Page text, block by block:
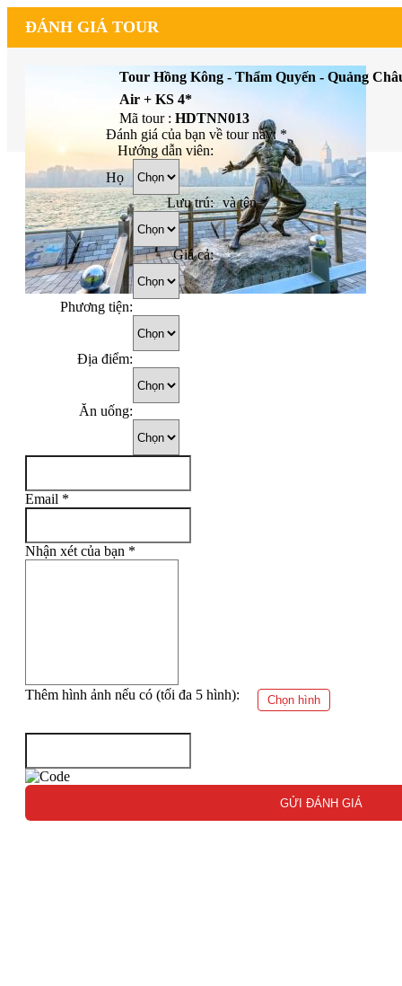
ĐÁNH GIÁ TOUR
Tour Hồng Kông - Thẩm Quyến - Quảng
Air + KS 4*
Mã tour : HDTNN013
Đánh giá của bạn về tour này: *
Hướng dẫn viên:
Lưu trú:
Giá cả:
Phương tiện:
Địa điểm:
Ăn uống:
Họ
và tên*
Email *
Nhận xét của bạn *
Thêm hình ảnh nếu có (tối đa 5 hình): Chọn hình
GỬI ĐÁNH GIÁ